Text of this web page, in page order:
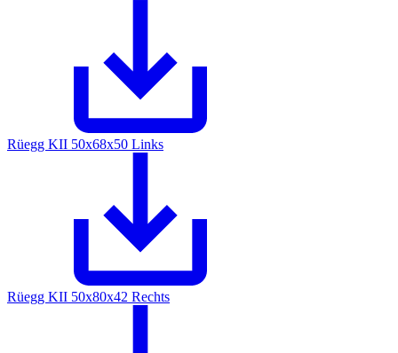
Rüegg KII 50x68x50 Links
Rüegg KII 50x80x42 Rechts